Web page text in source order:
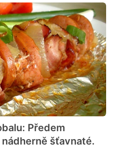
Předem
šťavnaté.